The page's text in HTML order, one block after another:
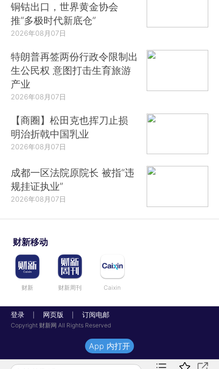
铜钴出口，世界黄金协会
推“多极时代新底仓”
2026年08月07日
特朗普再签两份行政令限制出
生公民权 意图打击生育旅游
产业
2026年08月07日
【商圈】松田克也挥刀止损
明治折戟中国乳业
2026年08月07日
成都一区法院原院长 被指“违
规挂证执业”
2026年08月07日
财新移动
财新 财新周刊 Caixin
登录 网页版 订阅电邮
Copyright 财新网 All Rights Reserved
App 内打开